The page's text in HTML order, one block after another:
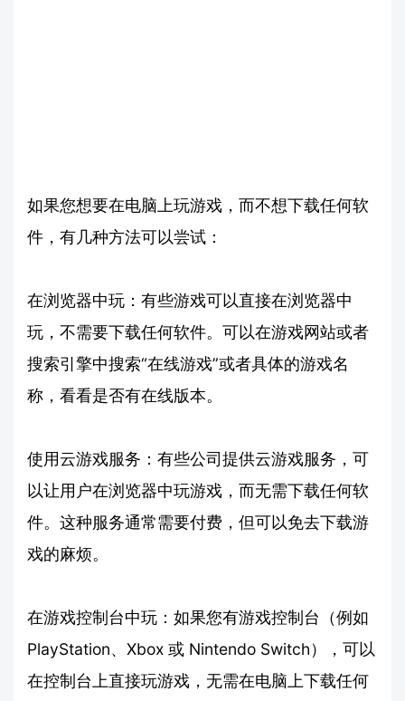
如果您想要在电脑上玩游戏，而不想下载任何软
件，有几种方法可以尝试：
在浏览器中玩：有些游戏可以直接在浏览器中
玩，不需要下载任何软件。可以在游戏网站或者
搜索引擎中搜索“在线游戏”或者具体的游戏名
称，看看是否有在线版本。
使用云游戏服务：有些公司提供云游戏服务，可
以让用户在浏览器中玩游戏，而无需下载任何软
件。这种服务通常需要付费，但可以免去下载游
戏的麻烦。
在游戏控制台中玩：如果您有游戏控制台（例如
PlayStation、Xbox 或 Nintendo Switch），可以
在控制台上直接玩游戏，无需在电脑上下载任何